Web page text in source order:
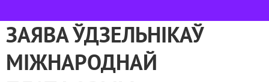
ЗАЯВА ЎДЗЕЛЬНІКАЎ
МІЖНАРОДНАЙ